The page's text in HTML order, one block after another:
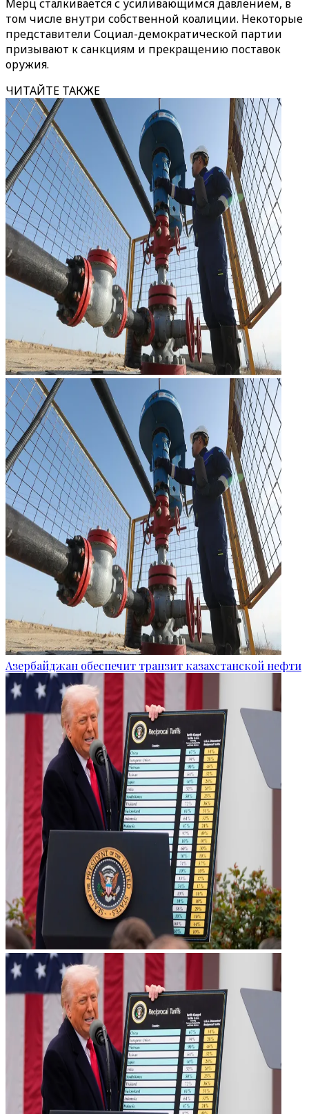
Мерц сталкивается с усиливающимся давлением, в
том числе внутри собственной коалиции. Некоторые
представители Социал-демократической партии
призывают к санкциям и прекращению поставок
оружия.
ЧИТАЙТЕ ТАКЖЕ
Азербайджан обеспечит транзит казахстанской нефти